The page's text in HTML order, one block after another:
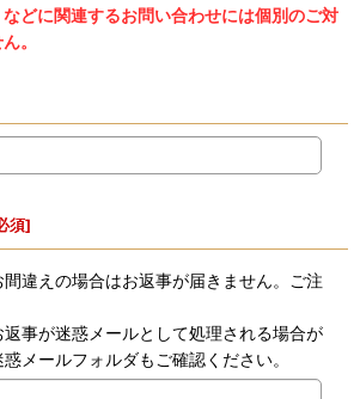
どに関連するお問い合わせには個別のご対
。
須]
間違えの場合はお返事が届きません。ご注
返事が迷惑メールとして処理される場合が
メールフォルダもご確認ください。